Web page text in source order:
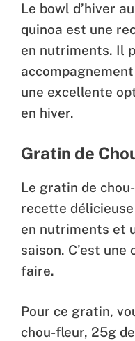
Le bowl d’hiver
quinoa est une
en nutriments. Il
une excellente
en hiver.
Gratin de
Le gratin de
recette
en nutriments et
saison. C’est
faire.
Pour ce gratin,
chou-fleur, 25g